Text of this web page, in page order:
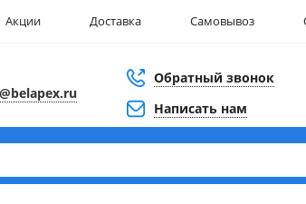
Акции Доставка Самовывоз
Обратный звонок
Написать нам